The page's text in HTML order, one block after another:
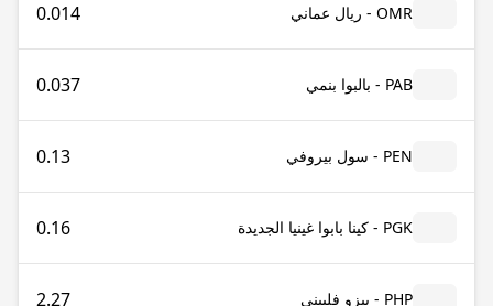
OMR - ريال عماني 0.014
PAB - بالبوا بنمي 0.037
PEN - سول بيروفي 0.13
PGK - كينا بابوا غينيا الجديدة 0.16
PHP - بيزو فلبيني 2.27